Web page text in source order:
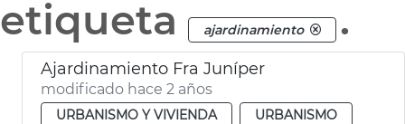
etiqueta
ajardinamiento .
Ajardinamiento Fra Juníper
modificado hace 2 años
URBANISMO Y VIVIENDA
URBANISMO